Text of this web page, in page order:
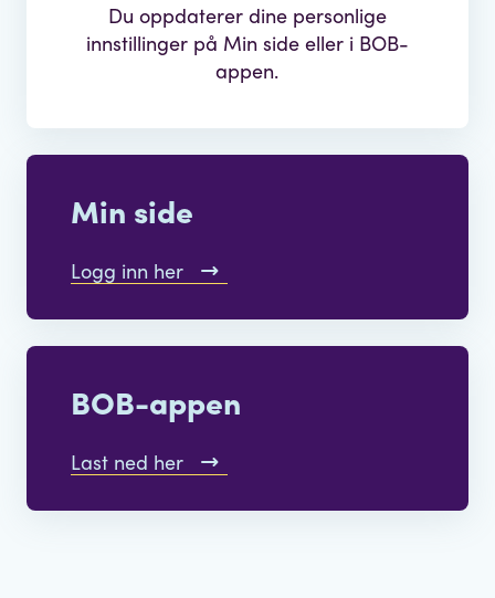
Du oppdaterer dine personlige
innstillinger på Min side eller i BOB-
appen.
Min side
Logg inn her
BOB-appen
Last ned her